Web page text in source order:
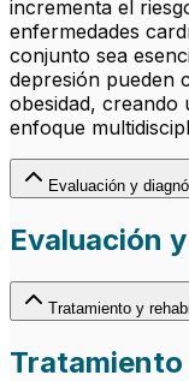
incrementa el
enfermedades
conjunto sea
depresión pueden
obesidad, creando
enfoque
Evaluación y
Evaluación
Tratamiento y